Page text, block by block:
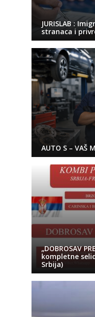
JURISLAB :
stranaca i
AUTO S – VAŠ
„DOBROSAV
kompletne
Srbija)